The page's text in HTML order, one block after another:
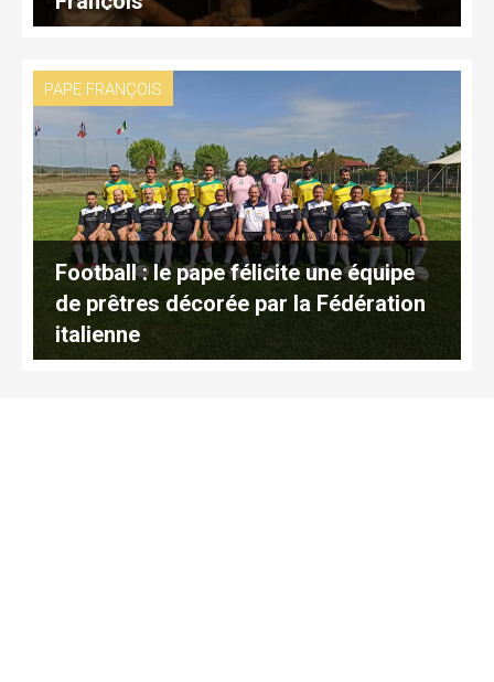
PAPE FRANÇOIS
Football : le pape félicite une équipe
de prêtres décorée par la Fédération
italienne